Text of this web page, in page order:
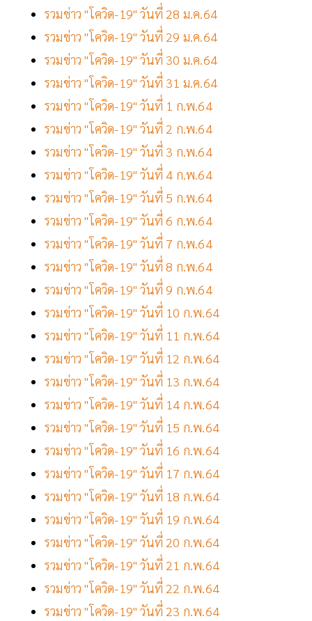
รวมข่าว "โควิด-19" วันที่ 28 ม.ค.64
รวมข่าว "โควิด-19" วันที่ 29 ม.ค.64
รวมข่าว "โควิด-19" วันที่ 30 ม.ค.64
รวมข่าว "โควิด-19" วันที่ 31 ม.ค.64
รวมข่าว "โควิด-19" วันที่ 1 ก.พ.64
รวมข่าว "โควิด-19" วันที่ 2 ก.พ.64
รวมข่าว "โควิด-19" วันที่ 3 ก.พ.64
รวมข่าว "โควิด-19" วันที่ 4 ก.พ.64
รวมข่าว "โควิด-19" วันที่ 5 ก.พ.64
รวมข่าว "โควิด-19" วันที่ 6 ก.พ.64
รวมข่าว "โควิด-19" วันที่ 7 ก.พ.64
รวมข่าว "โควิด-19" วันที่ 8 ก.พ.64
รวมข่าว "โควิด-19" วันที่ 9 ก.พ.64
รวมข่าว "โควิด-19" วันที่ 10 ก.พ.64
รวมข่าว "โควิด-19" วันที่ 11 ก.พ.64
รวมข่าว "โควิด-19" วันที่ 12 ก.พ.64
รวมข่าว "โควิด-19" วันที่ 13 ก.พ.64
รวมข่าว "โควิด-19" วันที่ 14 ก.พ.64
รวมข่าว "โควิด-19" วันที่ 15 ก.พ.64
รวมข่าว "โควิด-19" วันที่ 16 ก.พ.64
รวมข่าว "โควิด-19" วันที่ 17 ก.พ.64
รวมข่าว "โควิด-19" วันที่ 18 ก.พ.64
รวมข่าว "โควิด-19" วันที่ 19 ก.พ.64
รวมข่าว "โควิด-19" วันที่ 20 ก.พ.64
รวมข่าว "โควิด-19" วันที่ 21 ก.พ.64
รวมข่าว "โควิด-19" วันที่ 22 ก.พ.64
รวมข่าว "โควิด-19" วันที่ 23 ก.พ.64